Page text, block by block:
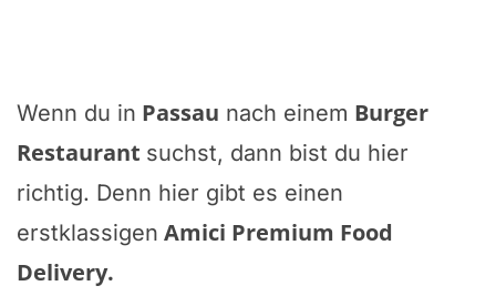
Wenn du in Passau nach einem Burger
Restaurant suchst, dann bist du hier
richtig. Denn hier gibt es einen
erstklassigen Amici Premium Food
Delivery.